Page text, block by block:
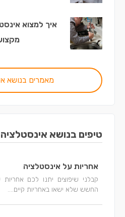
איך למצוא
מאמרים בנושא
טיפים בנושא אינסטלציה
אחריות על אינסטלציה
קבלני שיפוצים יתנו לכם
החשש שלא ישאו באחריות קיים....